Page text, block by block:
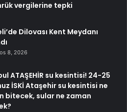
vergilerine tepki
Dilovası Kent Meydanı
8, 2026
ATAŞEHİR su kesintisi! 24-25
İSKİ Ataşehir su kesintisi ne
bitecek, sular ne zaman